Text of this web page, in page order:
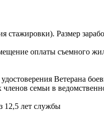
стажировки). Размер
оплаты съемного
Ветерана
семьи в
12,5 лет службы